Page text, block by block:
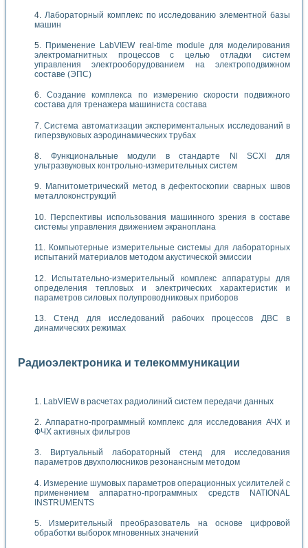
Лабораторный комплекс по исследованию элементной базы
машин
Применение LabVIEW real-time module для моделирования
электромагнитных процессов с целью отладки систем
управления электрооборудованием на электроподвижном
составе (ЭПС)
Создание комплекса по измерению скорости подвижного
состава для тренажера машиниста состава
Система автоматизации экспериментальных исследований в
гиперзвуковых аэродинамических трубах
Функциональные модули в стандарте Nl SCXI для
ультразвуковых контрольно-измерительных систем
Магнитометрический метод в дефектоскопии сварных швов
металлоконструкций
Перспективы использования машинного зрения в составе
системы управления движением экраноплана
Компьютерные измерительные системы для лабораторных
испытаний материалов методом акустической эмиссии
Испытательно-измерительный комплекс аппаратуры для
определения тепловых и электрических характеристик и
параметров силовых полупроводниковых приборов
Стенд для исследований рабочих процессов ДВС в
динамических режимах
Радиоэлектроника и телекоммуникации
LabVIEW в расчетах радиолиний систем передачи данных
Аппаратно-программный комплекс для исследования АЧХ и
ФЧХ активных фильтров
Виртуальный лабораторный стенд для исследования
параметров двухполюсников резонансным методом
Измерение шумовых параметров операционных усилителей с
применением аппаратно-программных средств NATIONAL
INSTRUMENTS
Измерительный преобразователь на основе цифровой
обработки выборок мгновенных значений